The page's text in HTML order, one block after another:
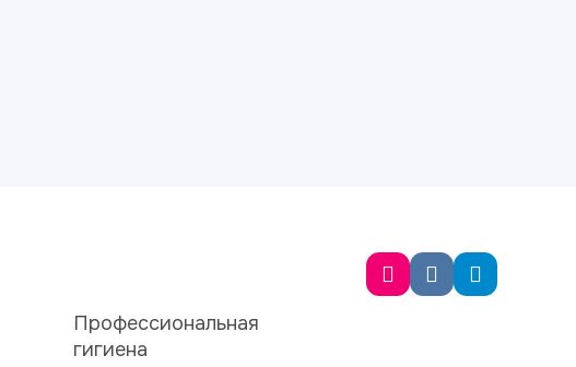
Профессиональная
гигиена